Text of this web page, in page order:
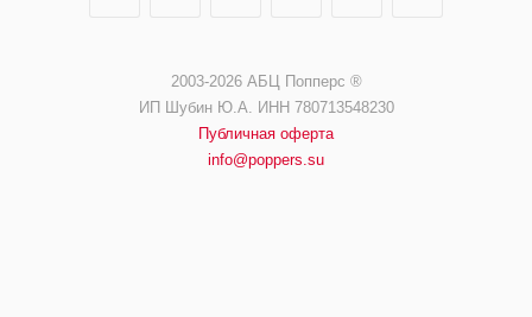
2003-2026 АБЦ Попперс ®️️
ИП Шубин Ю.А. ИНН 780713548230
Публичная оферта
info@poppers.su